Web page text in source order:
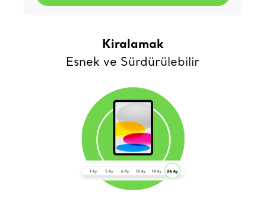
Kiralamak
Esnek ve Sürdürülebilir